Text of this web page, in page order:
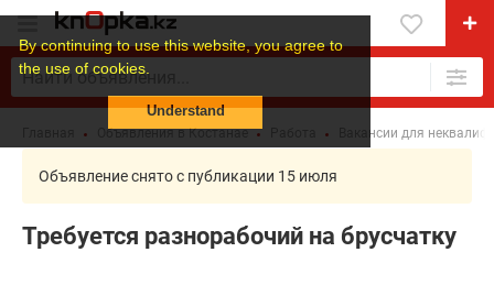
By continuing to use this website, you agree to
the use of cookies.
Understand
Объявления в Костанае Вакансии для
Объявление снято с публикации 15 июля
Требуется разнорабочий на брусчатку